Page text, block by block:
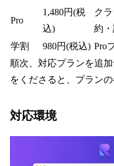
Pro
1,480円(税
込)
ク
約
学割
980円(税込) Pro
順次、対応プランを追
をくださると、プラン
対応環境